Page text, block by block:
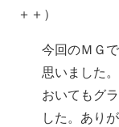
＋＋）
今回のＭＧ
思いました
おいてもグ
した。あり